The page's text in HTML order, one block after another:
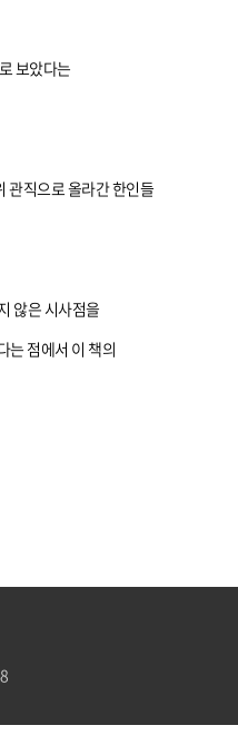
보았다는
관직으로 올라간 한인들
않은 시사점을
는 점에서 이 책의